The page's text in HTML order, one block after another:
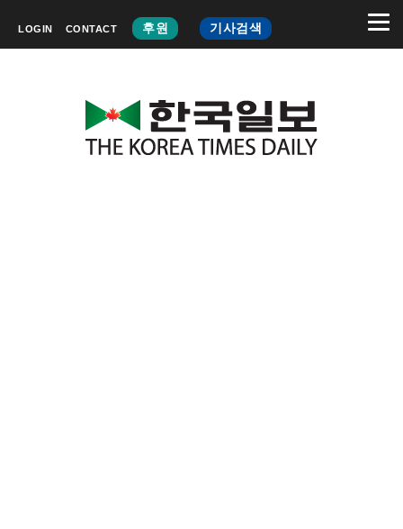
LOGIN CONTACT 후원 기사검색